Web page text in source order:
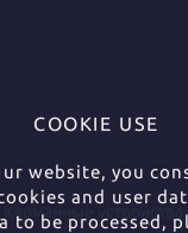
Карманные устройства
COOKIE USE
website, you
and user
to be processed,